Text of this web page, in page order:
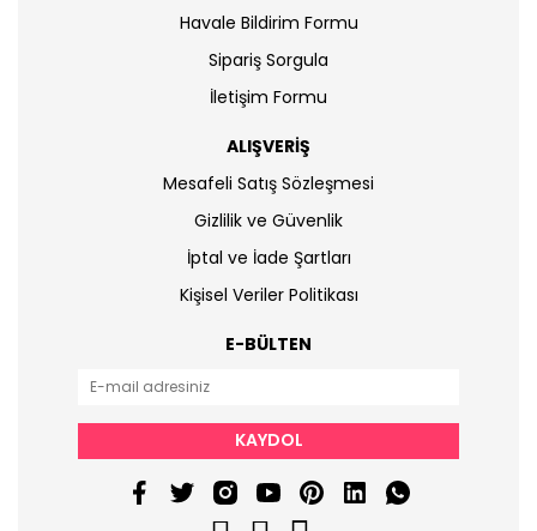
Havale Bildirim Formu
Sipariş Sorgula
İletişim Formu
ALIŞVERİŞ
Mesafeli Satış Sözleşmesi
Gizlilik ve Güvenlik
İptal ve İade Şartları
Kişisel Veriler Politikası
E-BÜLTEN
KAYDOL